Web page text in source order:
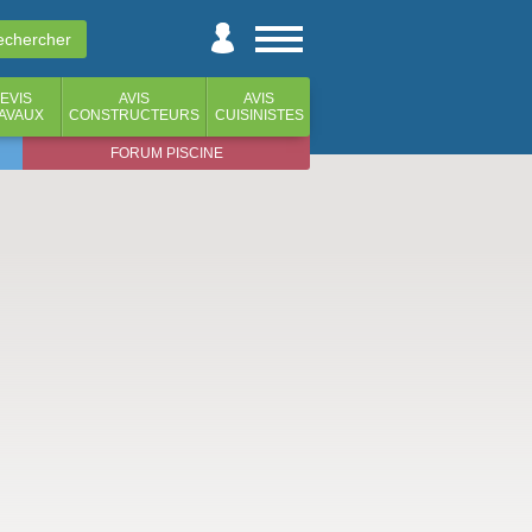
AVIS
CONSTRUCTEURS
AVIS
CUISINISTES
FORUM PISCINE